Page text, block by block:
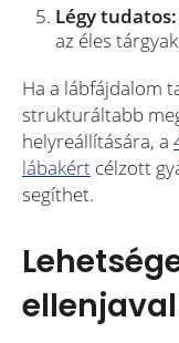
Légy tudatos:
az éles
Ha a lábfájdalom
strukturáltabb
helyreállítására, a
lábakért célzott
segíthet.